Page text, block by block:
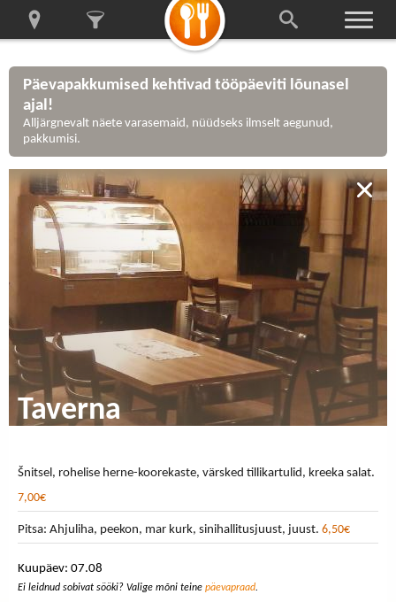
Päevapakkumised kehtivad tööpäeviti lõunasel
ajal!
Alljärgnevalt näete varasemaid, nüüdseks ilmselt aegunud,
pakkumisi.
Taverna
Šnitsel, rohelise herne-koorekaste, värsked tillikartulid, kreeka salat.
7,00€
Pitsa: Ahjuliha, peekon, mar kurk, sinihallitusjuust, juust. 6,50€
Kuupäev: 07.08
Ei leidnud sobivat sööki? Valige mõni teine päevapraad.